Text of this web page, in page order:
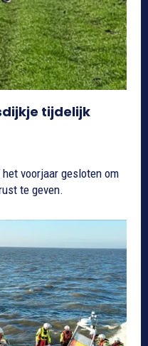
tijdelijk
voorjaar gesloten om
te geven.